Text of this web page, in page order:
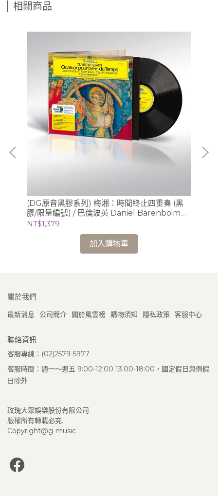
相關商品
(DG原音黑膠系列) 梅湘：時間終止四重奏 (黑
膠/限量編號) / 巴倫波英 Daniel Barenboim
(鋼琴)
NT$1,379
加入購物車
關於我們
最新消息 公司簡介 關於風雲榜 購物須知 隱私政策 客服中心
聯絡資訊
客服專線：(02)2579-5977
客服時間：週一～週五 9:00-12:00 13:00-18:00，國定假日與例假
日除外
玫瑰大眾娛樂股份有限公司
版權所有轉載必究.
Copyright@g-music